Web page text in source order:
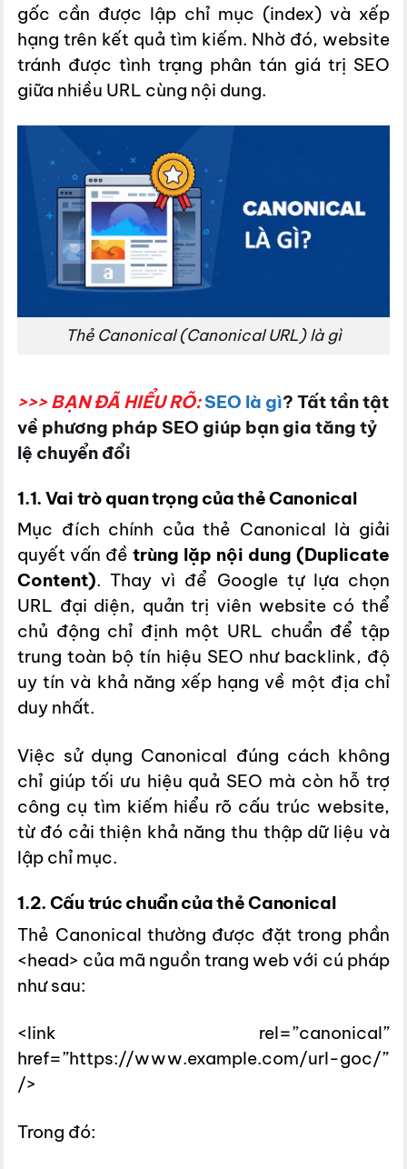
gốc cần được lập chỉ mục (index) và xếp
hạng trên kết quả tìm kiếm. Nhờ đó, website
tránh được tình trạng phân tán giá trị SEO
giữa nhiều URL cùng nội dung.
Thẻ Canonical (Canonical URL) là gì
>>> BẠN ĐÃ HIỂU RÕ: SEO là gì? Tất tần tật
về phương pháp SEO giúp bạn gia tăng tỷ
lệ chuyển đổi
1.1. Vai trò quan trọng của thẻ Canonical
Mục đích chính của thẻ Canonical là giải
quyết vấn đềtrùng lặp nội dung (Duplicate
Content). Thay vì để Google tự lựa chọn
URL đại diện, quản trị viên website có thể
chủ động chỉ định một URL chuẩn để tập
trung toàn bộ tín hiệu SEO như backlink, độ
uy tín và khả năng xếp hạng về một địa chỉ
duy nhất.
Việc sử dụng Canonical đúng cách không
chỉ giúp tối ưu hiệu quả SEO mà còn hỗ trợ
công cụ tìm kiếm hiểu rõ cấu trúc website,
từ đó cải thiện khả năng thu thập dữ liệu và
lập chỉ mục.
1.2. Cấu trúc chuẩn của thẻ Canonical
Thẻ Canonical thường được đặt trong phần
<head> của mã nguồn trang web với cú pháp
như sau:
<link rel=”canonical”
href=”https://www.example.com/url-goc/”
/>
Trong đó: